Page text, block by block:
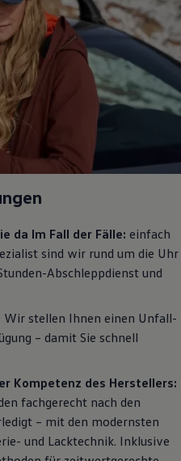
da Im Fall der Fälle: einfach
sind wir rund um die Uhr
Abschleppdienst und
Wir stellen Ihnen einen Unfall-
– damit Sie schnell
Kompetenz des Herstellers:
fachgerecht nach den
– mit den modernsten
und Lacktechnik. Inklusive